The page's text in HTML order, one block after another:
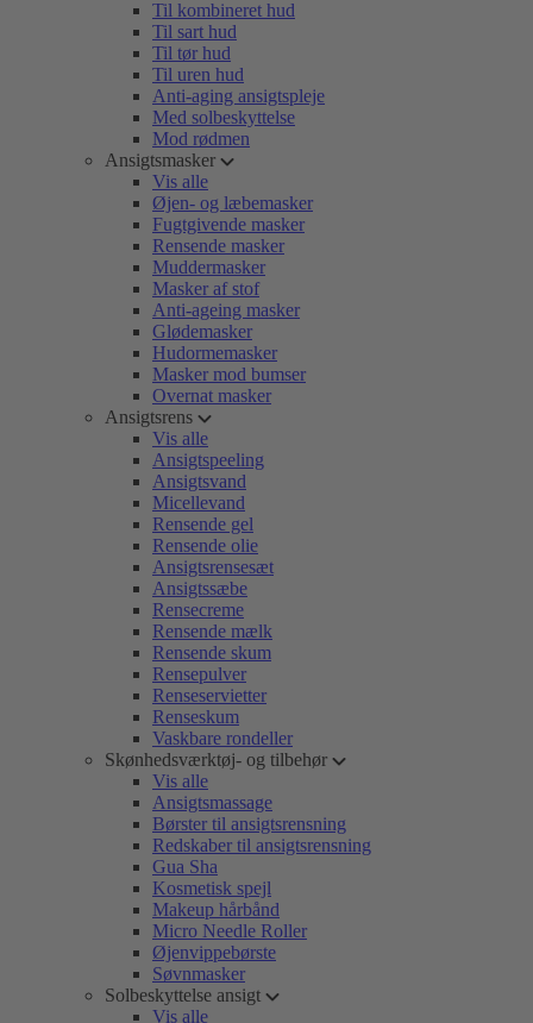
Til kombineret hud
Til sart hud
Til tør hud
Til uren hud
Anti-aging ansigtspleje
Med solbeskyttelse
Mod rødmen
Ansigtsmasker
Vis alle
Øjen- og læbemasker
Fugtgivende masker
Rensende masker
Muddermasker
Masker af stof
Anti-ageing masker
Glødemasker
Hudormemasker
Masker mod bumser
Overnat masker
Ansigtsrens
Vis alle
Ansigtspeeling
Ansigtsvand
Micellevand
Rensende gel
Rensende olie
Ansigtsrensesæt
Ansigtssæbe
Rensecreme
Rensende mælk
Rensende skum
Rensepulver
Renseservietter
Renseskum
Vaskbare rondeller
Skønhedsværktøj- og tilbehør
Vis alle
Ansigtsmassage
Børster til ansigtsrensning
Redskaber til ansigtsrensning
Gua Sha
Kosmetisk spejl
Makeup hårbånd
Micro Needle Roller
Øjenvippebørste
Søvnmasker
Solbeskyttelse ansigt
Vis alle